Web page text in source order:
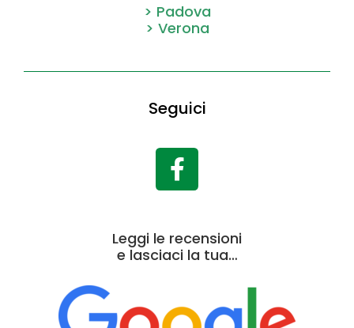
> Padova
> Verona
Seguici
Leggi le recensioni
e lasciaci la tua…